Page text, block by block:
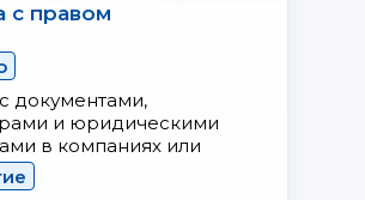
документами,
и юридическими
в компаниях или
с правом